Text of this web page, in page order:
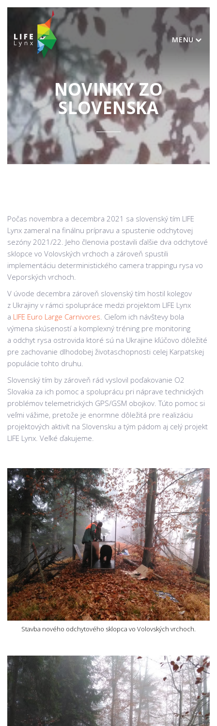
MENU
NOVINKY ZO
SLOVENSKA
Počas novembra a decembra 2021 sa slovenský tím LIFE
Lynx zameral na finálnu prípravu a spustenie odchytovej
sezóny 2021/22. Jeho členovia postavili ďalšie dva odchytové
sklopce vo Volovských vrchoch a zároveň spustili
implementáciu deterministického camera trappingu rysa vo
Veporských vrchoch.
V úvode decembra zároveň slovenský tím hostil kolegov
z Ukrajiny v rámci spolupráce medzi projektom LIFE Lynx
a LIFE Euro Large Carnivores. Cieľom ich návštevy bola
výmena skúseností a komplexný tréning pre monitoring
a odchyt rysa ostrovida ktoré sú na Ukrajine kľúčovo dôležité
pre zachovanie dlhodobej životaschopnosti celej Karpatskej
populácie tohto druhu.
Slovenský tím by zároveň rád vyslovil poďakovanie O2
Slovakia za ich pomoc a spoluprácu pri náprave technických
problémov telemetrických GPS/GSM obojkov. Túto pomoc si
veľmi vážime, pretože je enormne dôležitá pre realizáciu
projektových aktivít na Slovensku a tým pádom aj celý projekt
LIFE Lynx. Veľké ďakujeme.
Stavba nového odchytového sklopca vo Volovských vrchoch.